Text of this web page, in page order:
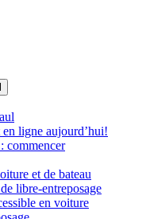
ligne aujourd’hui!
commencer
et de bateau
libre-entreposage
en voiture